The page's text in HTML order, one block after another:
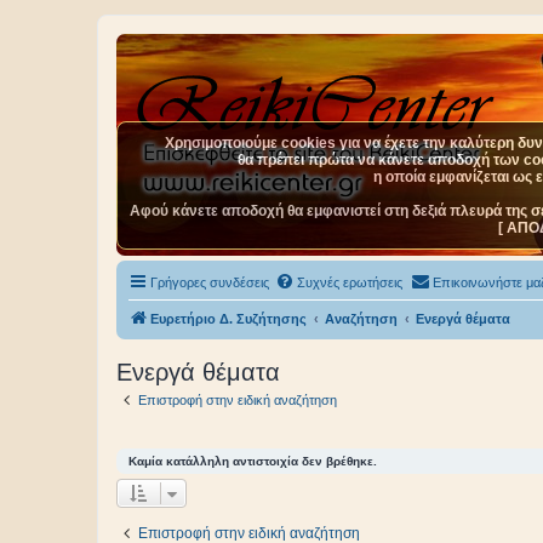
Γρήγορες συνδέσεις Συχνές ερωτήσεις Επικοινωνήστε
Ευρετήριο Δ. Συζήτησης Αναζήτηση Ενεργά θέματα
Ενεργά θέματα
Επιστροφή στην ειδική αναζήτηση
Καμία κατάλληλη αντιστοιχία δεν βρέθηκε.
Επιστροφή στην ειδική αναζήτηση
Χρησιμοποιούμε cookies για να έχετε την καλύτερη
θα πρέπει πρώτα να κάνετε αποδοχή των
η οποία εμφανίζεται ως
Αφού κάνετε αποδοχή θα εμφανιστεί στη δεξιά πλευρά
[